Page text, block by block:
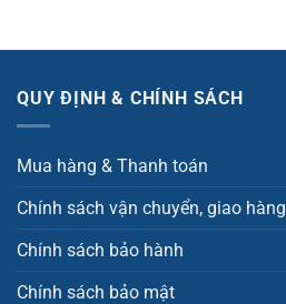
QUY ĐỊNH & CHÍNH SÁCH
Mua hàng & Thanh toán
Chính sách vận chuyển, giao hàng
Chính sách bảo hành
Chính sách bảo mật